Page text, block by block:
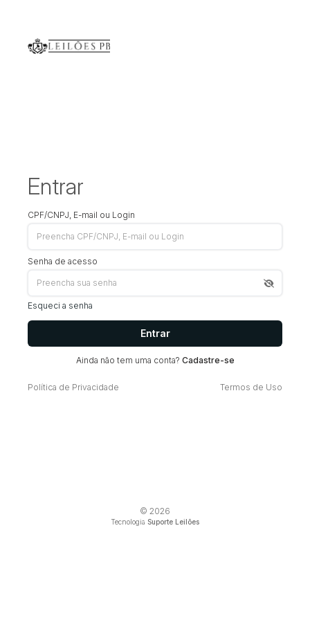
Entrar
CPF/CNPJ, E-mail ou Login
Senha de acesso
Esqueci a senha
Entrar
Ainda não tem uma conta? Cadastre-se
Política de Privacidade Termos de Uso
© 2026
Tecnologia Suporte Leilões